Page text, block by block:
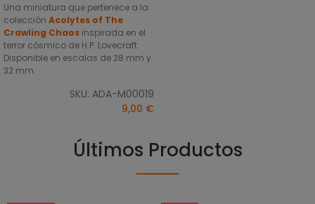
Una miniatura que pertenece a la
colección Acolytes of The
Crawling Chaos inspirada en el
terror cósmico de H.P. Lovecraft.
Disponible en escalas de 28 mm y
32 mm.
SKU: ADA-M00019
9,00 €
Últimos Productos